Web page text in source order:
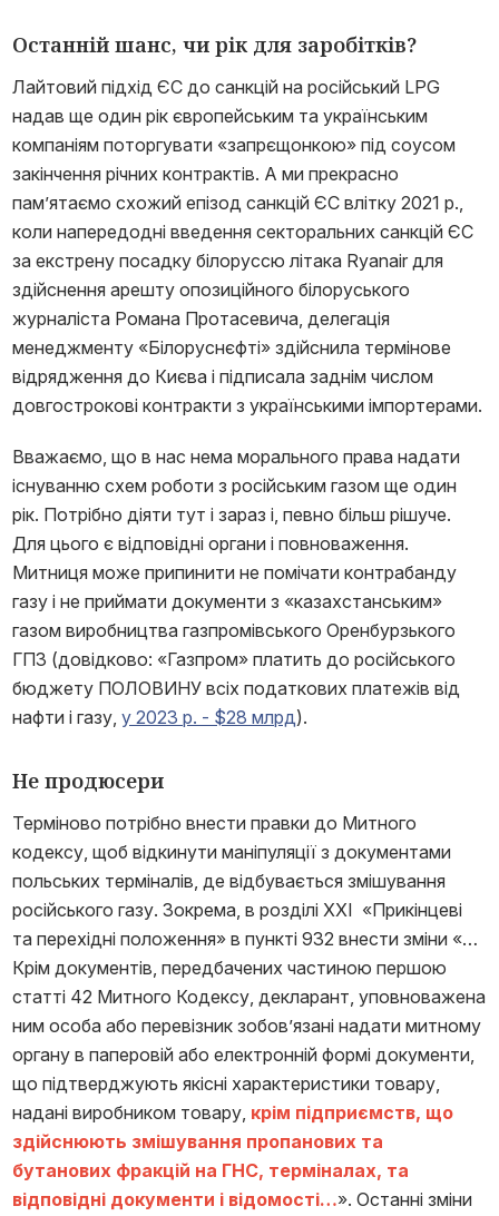
Останній шанс, чи рік для заробітків?
Лайтовий підхід ЄС до санкцій на російський LPG
надав ще один рік європейським та українським
компаніям поторгувати «запрєщонкою» під соусом
закінчення річних контрактів. А ми прекрасно
пам’ятаємо схожий епізод санкцій ЄС влітку 2021 р.,
коли напередодні введення секторальних санкцій ЄС
за екстрену посадку білоруссю літака Ryanair для
здійснення арешту опозиційного білоруського
журналіста Романа Протасевича, делегація
менеджменту «Білоруснєфті» здійснила термінове
відрядження до Києва і підписала заднім числом
довгострокові контракти з українськими імпортерами.
Вважаємо, що в нас нема морального права надати
існуванню схем роботи з російським газом ще один
рік. Потрібно діяти тут і зараз і, певно більш рішуче.
Для цього є відповідні органи і повноваження.
Митниця може припинити не помічати контрабанду
газу і не приймати документи з «казахстанським»
газом виробництва газпромівського Оренбурзького
ГПЗ (довідково: «Газпром» платить до російського
бюджету ПОЛОВИНУ всіх податкових платежів від
нафти і газу,у 2023 р. - $28 млрд).
Не продюсери
Терміново потрібно внести правки до Митного
кодексу, щоб відкинути маніпуляції з документами
польських терміналів, де відбувається змішування
російського газу. Зокрема, в розділі XXI «Прикінцеві
та перехідні положення» в пункті 932 внести зміни «…
Крім документів, передбачених частиною першою
статті 42 Митного Кодексу, декларант, уповноважена
ним особа або перевізник зобов’язані надати митному
органу в паперовій або електронній формі документи,
що підтверджують якісні характеристики товару,
надані виробником товару, крім підприємств, що
здійснюють змішування пропанових та
бутанових фракцій на ГНС, терміналах, та
відповідні документи і відомості…». Останні зміни